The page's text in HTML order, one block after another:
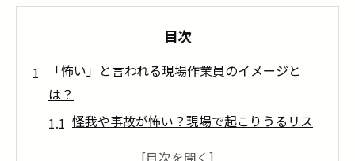
目次
「怖い」と言われる現場作業員のイメージと
は？
怪我や事故が怖い？現場で起こりうるリス